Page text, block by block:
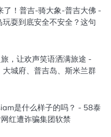
了！普吉-骑大象-普吉大佛 -
玩耍到底安全不安全？这句
，让欢声笑语洒满旅途 -
大城府、普吉岛、斯米兰群
是什么样子的吗？ - 58泰
红遭诈骗集团软禁